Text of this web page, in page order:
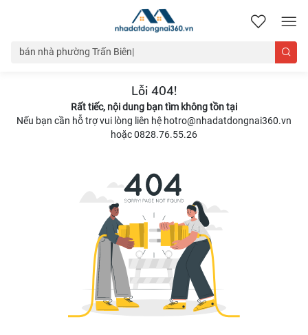
nhadatdongnai360.vn
Lỗi 404!
Rất tiếc, nội dung bạn tìm không tồn tại
Nếu bạn cần hỗ trợ vui lòng liên hệ hotro@nhadatdongnai360.vn
hoặc 0828.76.55.26